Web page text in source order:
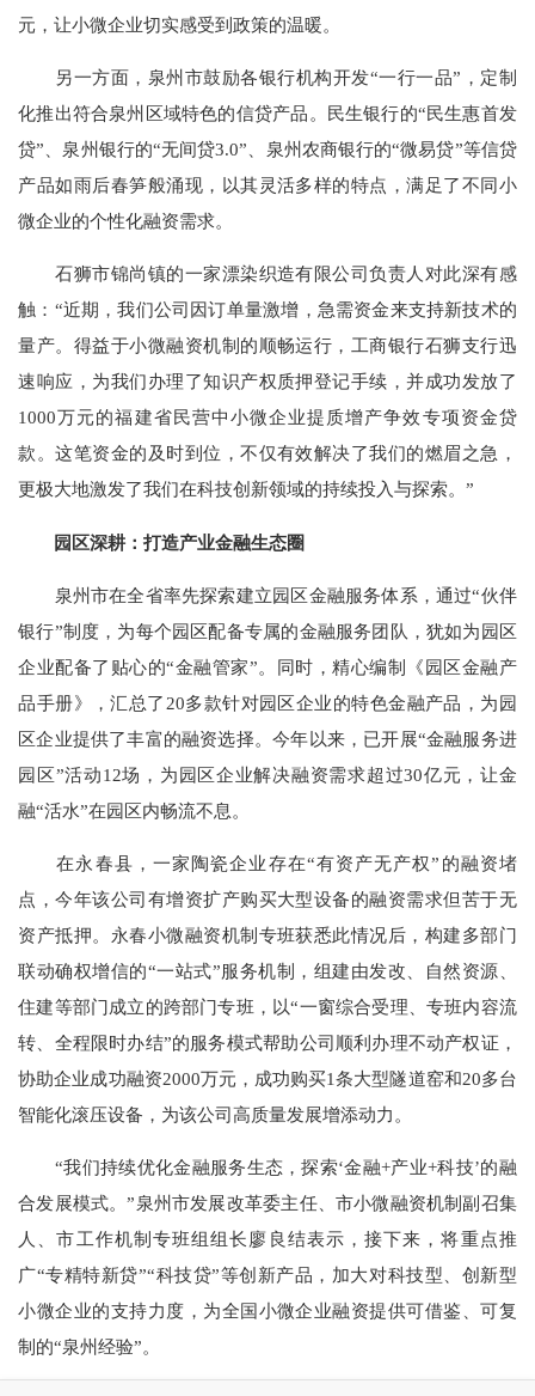
元，让小微企业切实感受到政策的温暖。
另一方面，泉州市鼓励各银行机构开发“一行一品”，定制
化推出符合泉州区域特色的信贷产品。民生银行的“民生惠首发
贷”、泉州银行的“无间贷3.0”、泉州农商银行的“微易贷”等信贷
产品如雨后春笋般涌现，以其灵活多样的特点，满足了不同小
微企业的个性化融资需求。
石狮市锦尚镇的一家漂染织造有限公司负责人对此深有感
触：“近期，我们公司因订单量激增，急需资金来支持新技术的
量产。得益于小微融资机制的顺畅运行，工商银行石狮支行迅
速响应，为我们办理了知识产权质押登记手续，并成功发放了
1000万元的福建省民营中小微企业提质增产争效专项资金贷
款。这笔资金的及时到位，不仅有效解决了我们的燃眉之急，
更极大地激发了我们在科技创新领域的持续投入与探索。”
园区深耕：打造产业金融生态圈
泉州市在全省率先探索建立园区金融服务体系，通过“伙伴
银行”制度，为每个园区配备专属的金融服务团队，犹如为园区
企业配备了贴心的“金融管家”。同时，精心编制《园区金融产
品手册》，汇总了20多款针对园区企业的特色金融产品，为园
区企业提供了丰富的融资选择。今年以来，已开展“金融服务进
园区”活动12场，为园区企业解决融资需求超过30亿元，让金
融“活水”在园区内畅流不息。
在永春县，一家陶瓷企业存在“有资产无产权”的融资堵
点，今年该公司有增资扩产购买大型设备的融资需求但苦于无
资产抵押。永春小微融资机制专班获悉此情况后，构建多部门
联动确权增信的“一站式”服务机制，组建由发改、自然资源、
住建等部门成立的跨部门专班，以“一窗综合受理、专班内容流
转、全程限时办结”的服务模式帮助公司顺利办理不动产权证，
协助企业成功融资2000万元，成功购买1条大型隧道窑和20多台
智能化滚压设备，为该公司高质量发展增添动力。
“我们持续优化金融服务生态，探索‘金融+产业+科技’的融
合发展模式。”泉州市发展改革委主任、市小微融资机制副召集
人、市工作机制专班组组长廖良结表示，接下来，将重点推
广“专精特新贷”“科技贷”等创新产品，加大对科技型、创新型
小微企业的支持力度，为全国小微企业融资提供可借鉴、可复
制的“泉州经验”。